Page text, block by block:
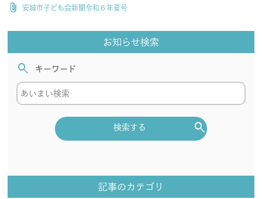
attach_file 安城市子ども会新聞令和６年夏号
お知らせ検索
search キーワード
search
検索する
記事のカテゴリ